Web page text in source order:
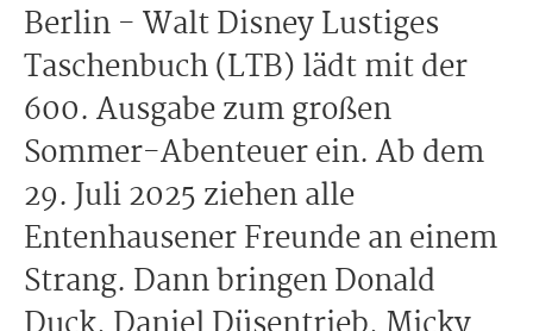
Berlin - Walt Disney Lustiges
Taschenbuch (LTB) lädt mit der
600. Ausgabe zum großen
Sommer-Abenteuer ein. Ab dem
29. Juli 2025 ziehen alle
Entenhausener Freunde an einem
Strang. Dann bringen Donald